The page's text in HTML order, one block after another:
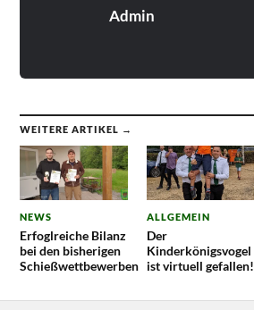
Admin
WEITERE ARTIKEL →
NEWS
Erfoglreiche Bilanz
bei den bisherigen
Schießwettbewerben
ALLGEMEIN
Der
Kinderkönigsvogel
ist virtuell gefallen!